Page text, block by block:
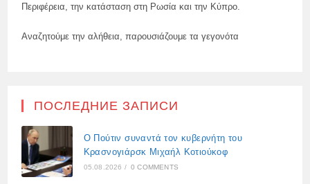
Περιφέρεια, την κατάσταση στη Ρωσία και την Κύπρο.
Αναζητούμε την αλήθεια, παρουσιάζουμε τα γεγονότα
ПОСЛЕДНИЕ ЗАПИСИ
Ο Πούτιν συναντά τον κυβερνήτη του
Κρασνογιάρσκ Μιχαήλ Κοτιούκοφ
05.08.2026 / 0 COMMENTS